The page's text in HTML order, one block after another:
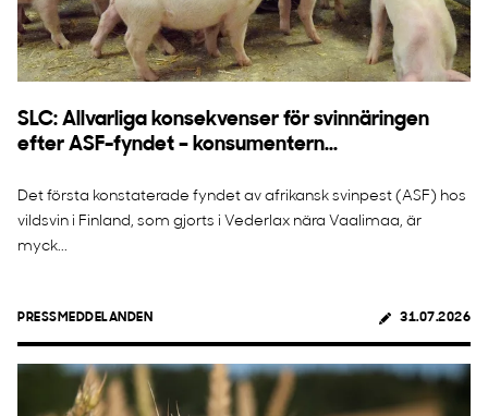
SLC: Allvarliga konsekvenser för svinnäringen
efter ASF-fyndet – konsumentern...
Det första konstaterade fyndet av afrikansk svinpest (ASF) hos
vildsvin i Finland, som gjorts i Vederlax nära Vaalimaa, är
myck...
PRESSMEDDELANDEN 31.07.2026